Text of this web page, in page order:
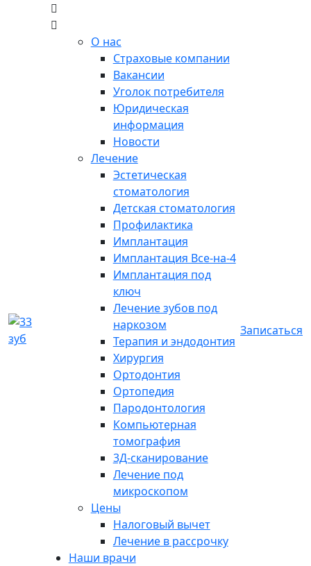
О нас
Страховые компании
Вакансии
Уголок потребителя
Юридическая
информация
Новости
Лечение
Эстетическая
стоматология
Детская стоматология
Профилактика
Имплантация
Имплантация Все-на-4
Имплантация под
ключ
Лечение зубов под
наркозом
Терапия и эндодонтия
Хирургия
Ортодонтия
Ортопедия
Пародонтология
Компьютерная
томография
3Д-сканирование
Лечение под
микроскопом
Цены
Налоговый вычет
Лечение в рассрочку
Наши врачи
Записаться